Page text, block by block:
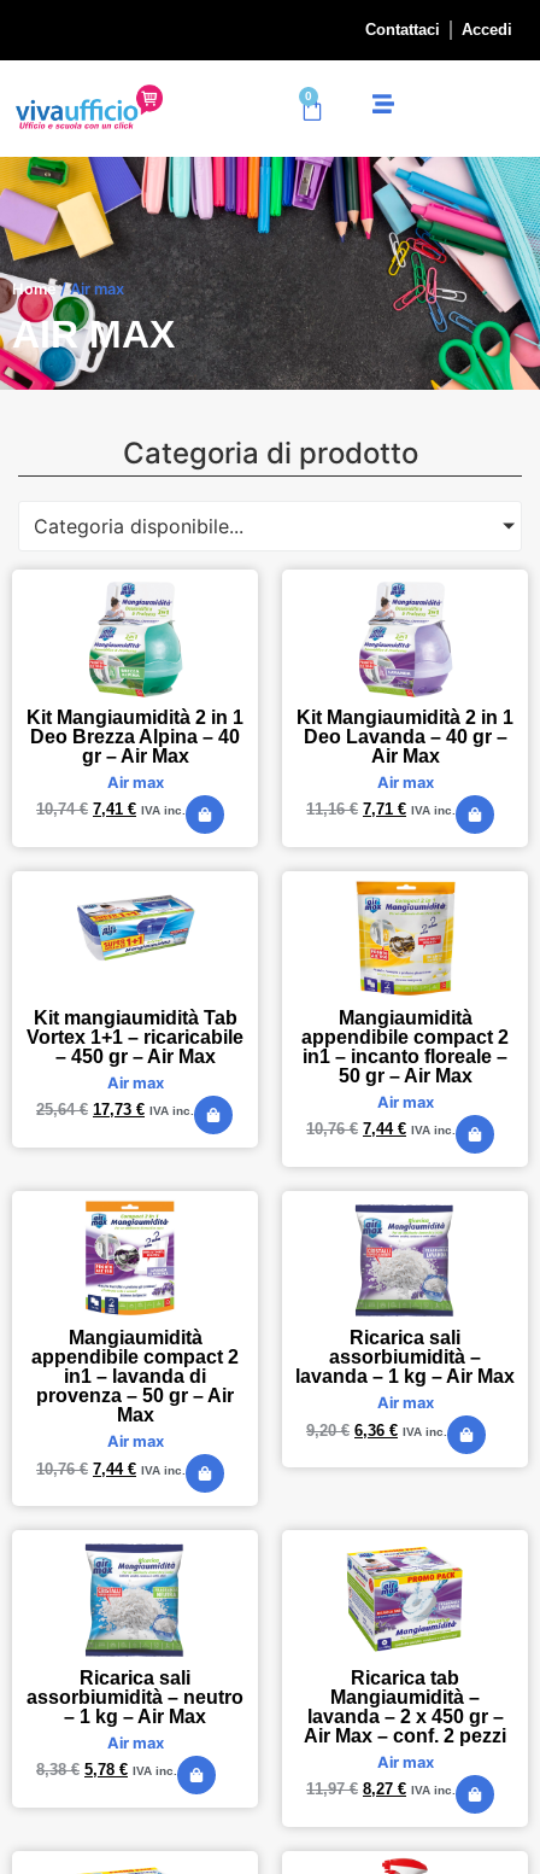
Contattaci Accedi
0
Home/ Air max
AIR MAX
Categoria di prodotto
Categoria disponibile...
Kit Mangiaumidità 2 in 1
Deo Brezza Alpina – 40
gr – Air Max
Air max
10,74€ 7,41 € IVA inc.
Kit Mangiaumidità 2 in 1
Deo Lavanda – 40 gr –
Air Max
Air max
11,16€ 7,71 € IVA inc.
Kit mangiaumidità Tab
Vortex 1+1 – ricaricabile
– 450 gr – Air Max
Air max
25,64€ 17,73 € IVA inc.
Mangiaumidità
appendibile compact 2
in1 – incanto floreale –
50 gr – Air Max
Air max
10,76€ 7,44 € IVA inc.
Mangiaumidità
appendibile compact 2
in1 – lavanda di
provenza – 50 gr – Air
Max
Air max
10,76€ 7,44 € IVA inc.
Ricarica sali
assorbiumidità –
lavanda – 1 kg – Air Max
Air max
9,20€ 6,36 € IVA inc.
Ricarica sali
assorbiumidità – neutro
– 1 kg – Air Max
Air max
8,38€ 5,78 € IVA inc.
Ricarica tab
Mangiaumidità –
lavanda – 2 x 450 gr –
Air Max – conf. 2 pezzi
Air max
11,97€ 8,27 € IVA inc.